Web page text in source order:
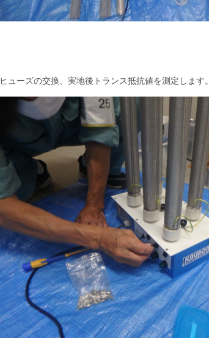
ヒューズの交換、実地後トランス抵抗値を測定します。